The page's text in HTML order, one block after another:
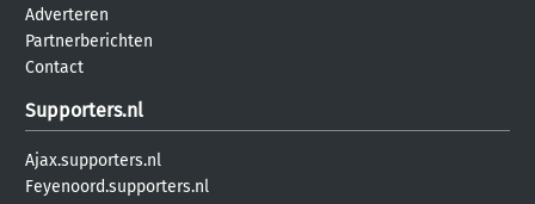
Adverteren
Partnerberichten
Contact
Supporters.nl
Ajax.supporters.nl
Feyenoord.supporters.nl